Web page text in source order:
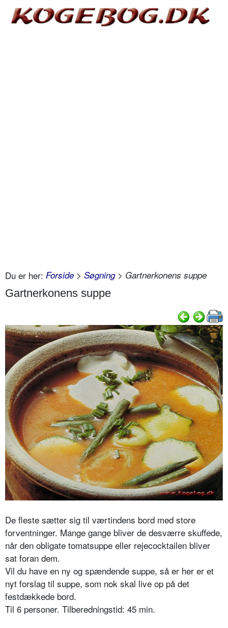
Du er her: Forside > Søgning> Gartnerkonens suppe
Gartnerkonens suppe
De fleste sætter sig til værtindens bord med store
forventninger. Mange gange bliver de desværre skuffede,
når den obligate tomatsuppe eller rejecocktailen bliver
sat foran dem.
Vil du have en ny og spændende suppe, så er her er et
nyt forslag til suppe, som nok skal live op på det
festdækkede bord.
Til 6 personer. Tilberedningstid: 45 min.